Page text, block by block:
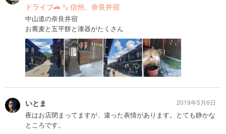
ドライブ🚗 ³₃ 信州、奈良井宿
中山道の奈良井宿
お蕎麦と五平餅と漆器がたくさん
いとま
夜はお店閉まってますが、違った表情があります。とても静かな
ところです。
2019年5月6日